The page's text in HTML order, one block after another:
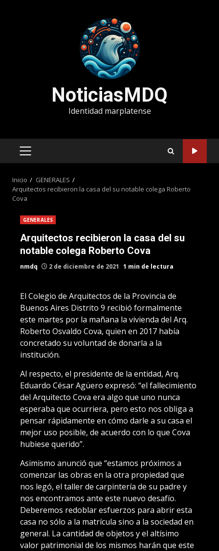
NoticiasMDQ
Identidad marplatense
MENÚ
Inicio
GENERALES
Arquitectos recibieron la casa del su notable colega Roberto
Cova
GENERALES
Arquitectos recibieron la casa del su
notable colega Roberto Cova
nmdq 2 de diciembre de 2021 1 min de lectura
El Colegio de Arquitectos de la Provincia de
Buenos Aires Distrito 9 recibió formalmente
este martes por la mañana la vivienda del Arq.
Roberto Osvaldo Cova, quien en 2017 había
concretado su voluntad de donarla a la
institución.
Al respecto, el presidente de la entidad, Arq.
Eduardo César Agüero expresó: “el fallecimiento
del Arquitecto Cova era algo que uno nunca
esperaba que ocurriera, pero esto nos obliga a
pensar rápidamente en cómo darle a su casa el
mejor uso posible, de acuerdo con lo que Cova
hubiese querido”.
Asimismo anunció que “estamos próximos a
comenzar las obras en la otra propiedad que
nos legó, el taller de carpintería de su padre y
nos encontramos ante este nuevo desafío.
Deberemos redoblar esfuerzos para abrir esta
casa no sólo a la matrícula sino a la sociedad en
general. La cantidad de objetos y el altísimo
valor patrimonial de los mismos harán que este